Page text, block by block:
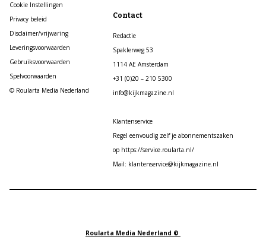
Cookie Instellingen
Privacy beleid
Disclaimer/vrijwaring
Leveringsvoorwaarden
Gebruiksvoorwaarden
Spelvoorwaarden
© Roularta Media Nederland
Contact
Redactie
Spaklerweg 53
1114 AE Amsterdam
+31 (0)20 – 210 5300
info@kijkmagazine.nl
Klantenservice
Regel eenvoudig zelf je abonnementszaken
op https://service.roularta.nl/
Mail: klantenservice@kijkmagazine.nl
Roularta Media Nederland ©